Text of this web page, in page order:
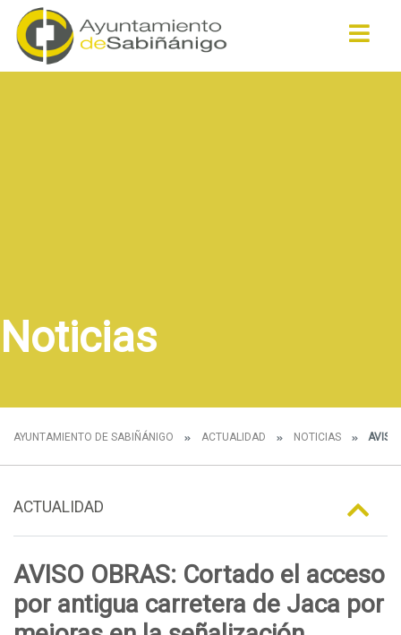
Noticias
AYUNTAMIENTO DE SABIÑÁNIGO ACTUALIDAD NOTICIAS
ACTUALIDAD
AVISO OBRAS: Cortado el acceso
por antigua carretera de Jaca por